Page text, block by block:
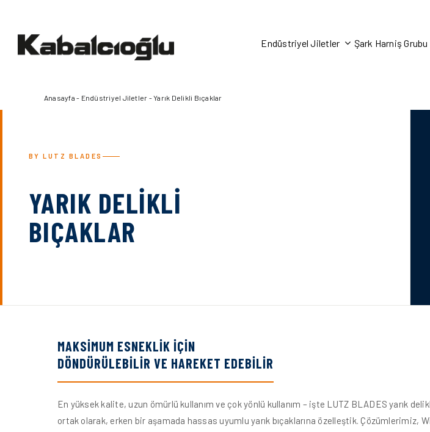
content
Endüstriyel Jiletler Şark Harniş Grubu
Anasayfa - Endüstriyel Jiletler -Yarık Delikli Bıçaklar
BY LUTZ BLADES
YARIK DELİKLİ
BIÇAKLAR
MAKSİMUM ESNEKLİK İÇİN
DÖNDÜRÜLEBİLİR VE HAREKET EDEBİLİR
En yüksek kalite, uzun ömürlü kullanım ve çok yönlü kullanım – işte LUTZ BLADES yarık
ortak olarak, erken bir aşamada hassas uyumlu yarık bıçaklarına özelleştik. Çözümlerimiz,